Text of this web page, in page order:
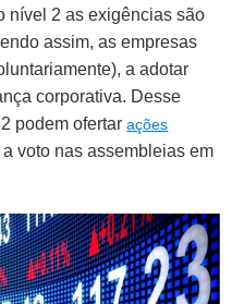
nível 2 as exigências são
assim, as empresas
a adotar
corporativa. Desse
podem ofertarações
voto nas assembleias em